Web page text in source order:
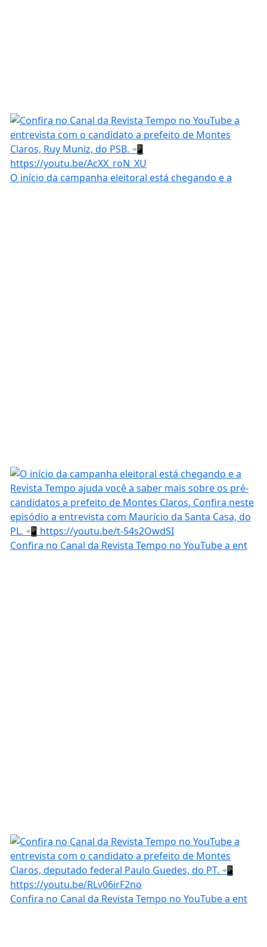
O início da campanha eleitoral está chegando e a
Confira no Canal da Revista Tempo no YouTube a ent
Confira no Canal da Revista Tempo no YouTube a ent